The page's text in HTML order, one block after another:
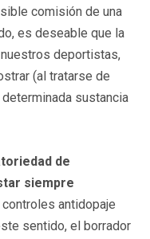
comisión de una
es deseable que la
deportistas,
(al tratarse de
sustancia
de
siempre
antidopaje
sentido, el borrador